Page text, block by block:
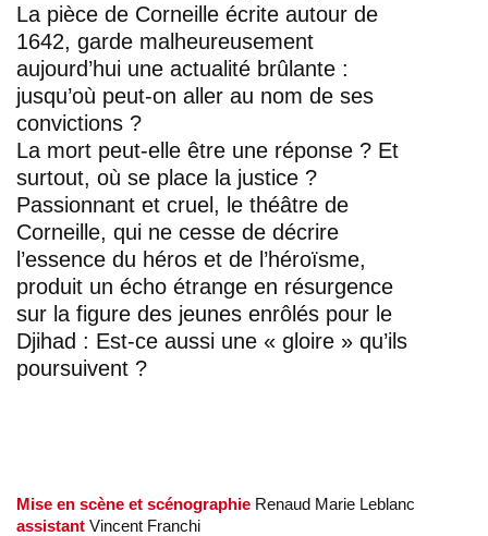
La pièce de Corneille écrite autour de
1642, garde malheureusement
aujourd’hui une actualité brûlante :
jusqu’où peut-on aller au nom de ses
convictions ?
La mort peut-elle être une réponse ? Et
surtout, où se place la justice ?
Passionnant et cruel, le théâtre de
Corneille, qui ne cesse de décrire
l’essence du héros et de l’héroïsme,
produit un écho étrange en résurgence
sur la figure des jeunes enrôlés pour le
Djihad : Est-ce aussi une « gloire » qu’ils
poursuivent ?
Mise en scène et scénographie Renaud Marie Leblanc
assistant Vincent Franchi